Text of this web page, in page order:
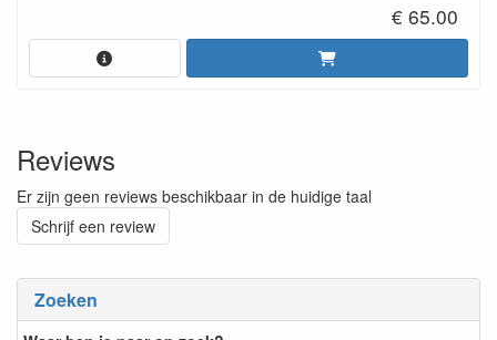
Zoeken
€ 65.00
Reviews
Er zijn geen reviews beschikbaar in de huidige taal
Schrijf een review